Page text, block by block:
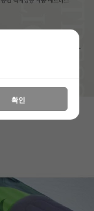
확인